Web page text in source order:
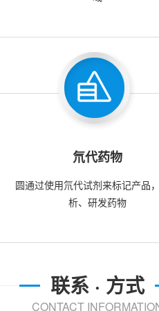
氘代药物
圆通过使用氘代试剂来标记产品
析、研发药物
联系 · 方式
CONTACT